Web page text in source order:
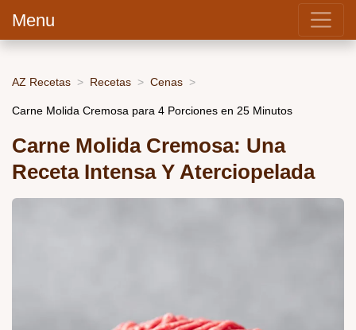
Menu
AZ Recetas Recetas Cenas
Carne Molida Cremosa para 4 Porciones en 25 Minutos
Carne Molida Cremosa: Una
Receta Intensa Y Aterciopelada